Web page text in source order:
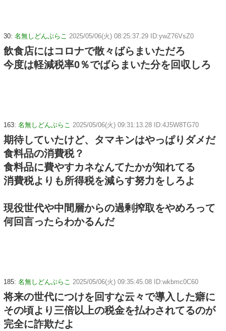
30: 名無しどんぶらこ 2025/05/06(火) 08:25:37.29 ID:ywZ76VsZ0
飲食店にはコロナで散々ばらまいただろ
今度は軽減税率0％でばらまいた分を回収しろ
163: 名無しどんぶらこ 2025/05/06(火) 09:31:13.28 ID:4J5W8TG70
期待していたけど、タマキンはやっぱりダメだ
食料品の消費税？
食料品に費やすカネなんてたかが知れてる
消費税よりも所得税を減らす努力をしろよ
現役世代や中間層からの過剰搾取をやめろって
何回言ったらわかるんだ
185: 名無しどんぶらこ 2025/05/06(火) 09:35:45.08 ID:wkbmc0C60
将来の世代につけを回すな云々で導入した癖に
その頃より三倍以上の税金を払わされてるのが
完全に詐欺だよ